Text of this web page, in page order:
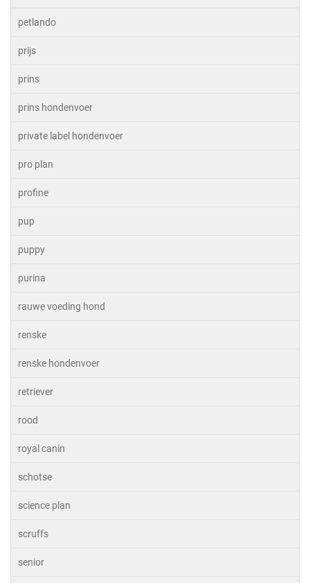
petlando
prijs
prins
prins hondenvoer
private label hondenvoer
pro plan
profine
pup
puppy
purina
rauwe voeding hond
renske
renske hondenvoer
retriever
rood
royal canin
schotse
science plan
scruffs
senior